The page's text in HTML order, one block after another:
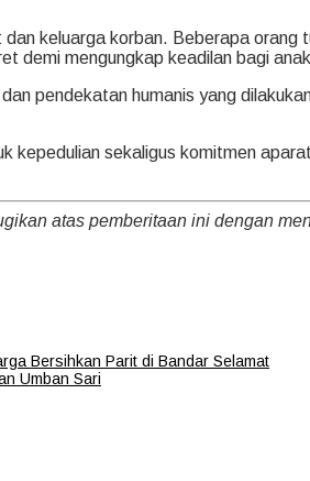
keluarga korban. Beberapa orang
demi mengungkap keadilan bagi
pendekatan humanis yang
kepedulian sekaligus komitmen
atas pemberitaan ini dengan
Bersihkan Parit di Bandar Selamat
Umban Sari